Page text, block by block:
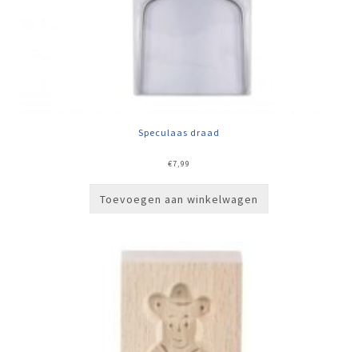
Speculaas draad
€7,99
Toevoegen aan winkelwagen